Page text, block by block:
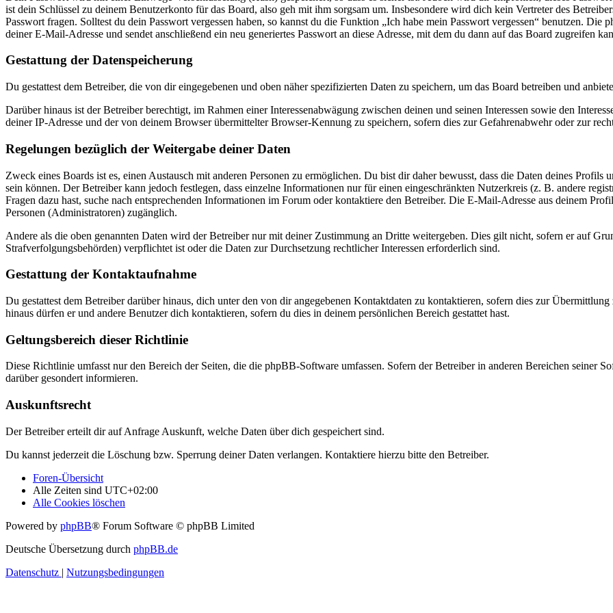
ist dein Schlüssel zu deinem Benutzerkonto für das Board, also geh mit ihm sorgsam um. Insbesondere wird dich kein Vertreter des
Passwort fragen. Solltest du dein Passwort vergessen haben, so kannst du die Funktion „Ich habe mein Passwort vergessen“ benutzen.
deiner E-Mail-Adresse und sendet anschließend ein neu generiertes Passwort an diese Adresse, mit dem du dann auf das Board zugreifen
Gestattung der Datenspeicherung
Du gestattest dem Betreiber, die von dir eingegebenen und oben näher spezifizierten Daten zu speichern, um das Board betreiben und
Darüber hinaus ist der Betreiber berechtigt, im Rahmen einer Interessenabwägung zwischen deinen und seinen Interessen sowie den
deiner IP-Adresse und der von deinem Browser übermittelter Browser-Kennung zu speichern, sofern dies zur Gefahrenabwehr oder zur
Regelungen bezüglich der Weitergabe deiner Daten
Zweck eines Boards ist es, einen Austausch mit anderen Personen zu ermöglichen. Du bist dir daher bewusst, dass die Daten deines
sein können. Der Betreiber kann jedoch festlegen, dass einzelne Informationen nur für einen eingeschränkten Nutzerkreis (z. B. andere
Fragen dazu hast, suche nach entsprechenden Informationen im Forum oder kontaktiere den Betreiber. Die E-Mail-Adresse aus deinem
Personen (Administratoren) zugänglich.
Andere als die oben genannten Daten wird der Betreiber nur mit deiner Zustimmung an Dritte weitergeben. Dies gilt nicht, sofern er auf
Strafverfolgungsbehörden) verpflichtet ist oder die Daten zur Durchsetzung rechtlicher Interessen erforderlich sind.
Gestattung der Kontaktaufnahme
Du gestattest dem Betreiber darüber hinaus, dich unter den von dir angegebenen Kontaktdaten zu kontaktieren, sofern dies zur
hinaus dürfen er und andere Benutzer dich kontaktieren, sofern du dies in deinem persönlichen Bereich gestattet hast.
Geltungsbereich dieser Richtlinie
Diese Richtlinie umfasst nur den Bereich der Seiten, die die phpBB-Software umfassen. Sofern der Betreiber in anderen Bereichen seiner
darüber gesondert informieren.
Auskunftsrecht
Der Betreiber erteilt dir auf Anfrage Auskunft, welche Daten über dich gespeichert sind.
Du kannst jederzeit die Löschung bzw. Sperrung deiner Daten verlangen. Kontaktiere hierzu bitte den Betreiber.
Foren-Übersicht
Alle Zeiten sind UTC+02:00
Alle Cookies löschen
Powered by phpBB® Forum Software © phpBB Limited
Deutsche Übersetzung durch phpBB.de
Datenschutz | Nutzungsbedingungen